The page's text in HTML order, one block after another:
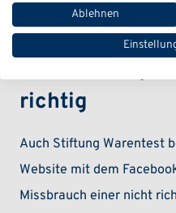
Stiftung
richtig
Auch Stiftung Warentest
Website mit dem
Missbrauch einer nicht
Ablehnen